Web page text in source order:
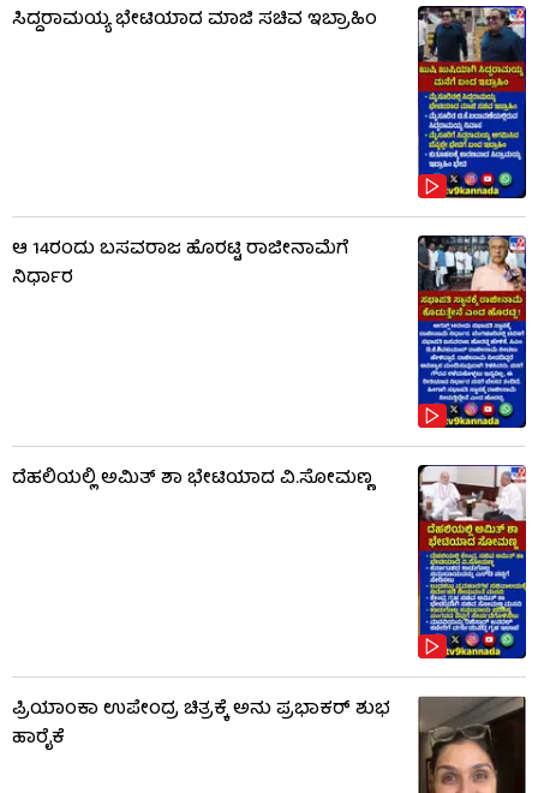
ಸಿದ್ದರಾಮಯ್ಯ ಭೇಟಿಯಾದ ಮಾಜಿ ಸಚಿವ ಇಬ್ರಾಹಿಂ
ಆ 14ರಂದು ಬಸವರಾಜ ಹೊರಟ್ಟಿ ರಾಜೀನಾಮೆಗೆ
ನಿರ್ಧಾರ
ದೆಹಲಿಯಲ್ಲಿ ಅಮಿತ್ ಶಾ ಭೇಟಿಯಾದ ವಿ.ಸೋಮಣ್ಣ
ಪ್ರಿಯಾಂಕಾ ಉಪೇಂದ್ರ ಚಿತ್ರಕ್ಕೆ ಅನು ಪ್ರಭಾಕರ್ ಶುಭ
ಹಾರೈಕೆ